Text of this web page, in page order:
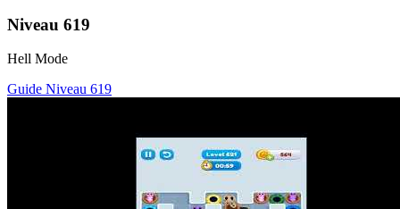
Niveau 619
Hell Mode
Guide Niveau 619